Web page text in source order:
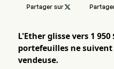
Partager sur
L'Ether glisse vers 1
portefeuilles ne suivent
vendeuse.